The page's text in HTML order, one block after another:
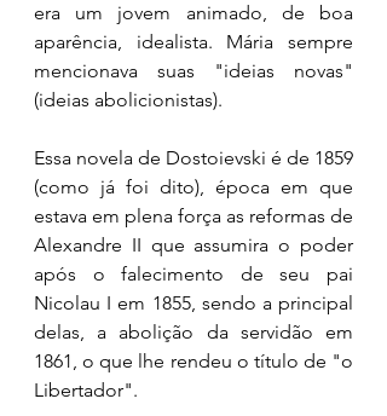
era um jovem animado, de boa
aparência, idealista. Mária sempre
mencionava suas "ideias novas"
(ideias abolicionistas).
Essa novela de Dostoievski é de 1859
(como já foi dito), época em que
estava em plena força as reformas de
Alexandre II que assumira o poder
após o falecimento de seu pai
Nicolau I em 1855, sendo a principal
delas, a abolição da servidão em
1861, o que lhe rendeu o título de "o
Libertador".